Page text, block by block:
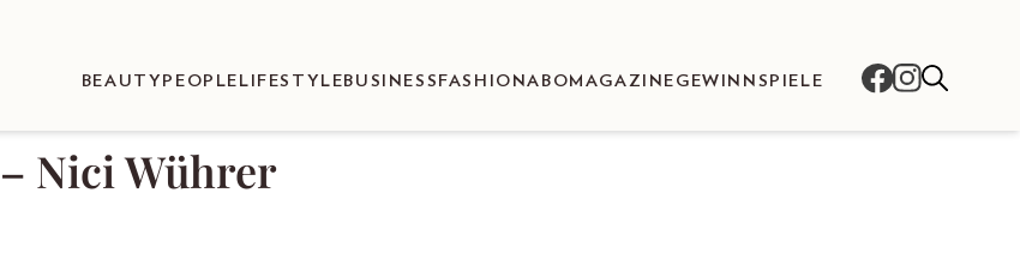
BEAUTY PEOPLE LIFESTYLEBUSINESS FASHIONABOMAGAZINE GEWINNSPIELE
Nici Wührer